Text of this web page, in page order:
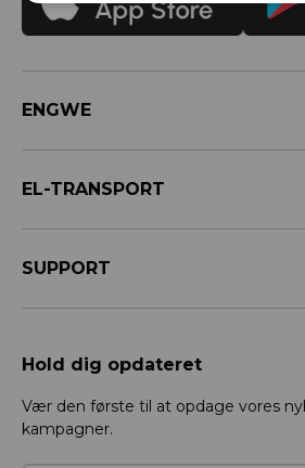
ENGWE
EL-TRANSPORT
SUPPORT
Hold dig opdateret
Vær den første til at opdage vores
kampagner.